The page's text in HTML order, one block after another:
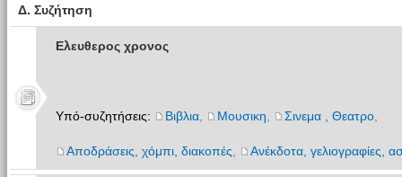
Δ. Συζήτηση
Ελευθερος χρονος
Υπό-συζητήσεις: Βιβλια, Μουσικη Σινεμα , Θεατρο,
Αποδράσεις, χόμπι, διακοπές Ανέκδοτα, γελιογραφίες,